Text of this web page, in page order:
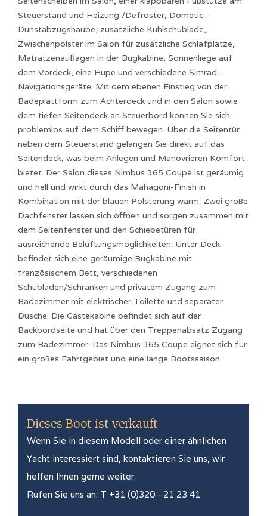
Steuerstand und Heizung /Defroster, Dometic-
Dunstabzugshaube, zusätzliche Kühlschublade,
Zwischenpolster im Salon für zusätzliche Schlafplätze,
Matratzenauflagen in der Bugkabine, Sonnenliege auf
dem Vordeck, eine Hupe und verschiedene Simrad-
Navigationsgeräte. Mit dem ebenen Einstieg von der
Badeplattform zum Achterdeck und in den Salon sowie
dem tiefen Seitendeck an Steuerbord können Sie sich
problemlos auf dem Schiff bewegen. Über die Seitentür
neben dem Steuerstand gelangen Sie direkt auf das
Seitendeck, was beim Anlegen und Manövrieren Komfort
bietet. Der Salon dieses Nimbus 365 Coupé ist geräumig
und hell und wirkt durch das Mahagoni-Finish in
Kombination mit der blauen Polsterung warm. Zwei große
Dachfenster lassen sich öffnen und sorgen zusammen mit
dem Seitenfenster und den Schiebetüren für
ausreichende Belüftungsmöglichkeiten. Unter Deck
befindet sich eine geräumige Bugkabine mit
französischem Bett, verschiedenen
Schubladen/Schränken und privatem Zugang zum
Badezimmer mit elektrischer Toilette und separater
Dusche. Die Gästekabine befindet sich auf der
Backbordseite und hat über den Treppenabsatz Zugang
zum Badezimmer. Das Nimbus 365 Coupe eignet sich für
ein großes Fahrtgebiet und eine lange Bootssaison.
Dieses Boot ist verkauft
Wenn Sie in diesem Modell oder einer ähnlichen
Yacht interessiert sind, kontaktieren Sie uns, wir
helfen Ihnen gerne weiter.
Rufen Sie uns an: T +31 (0)320 - 21 23 41